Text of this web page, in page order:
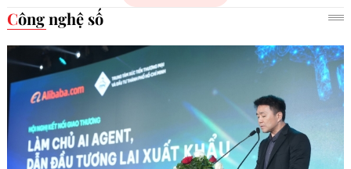
Công nghệ số